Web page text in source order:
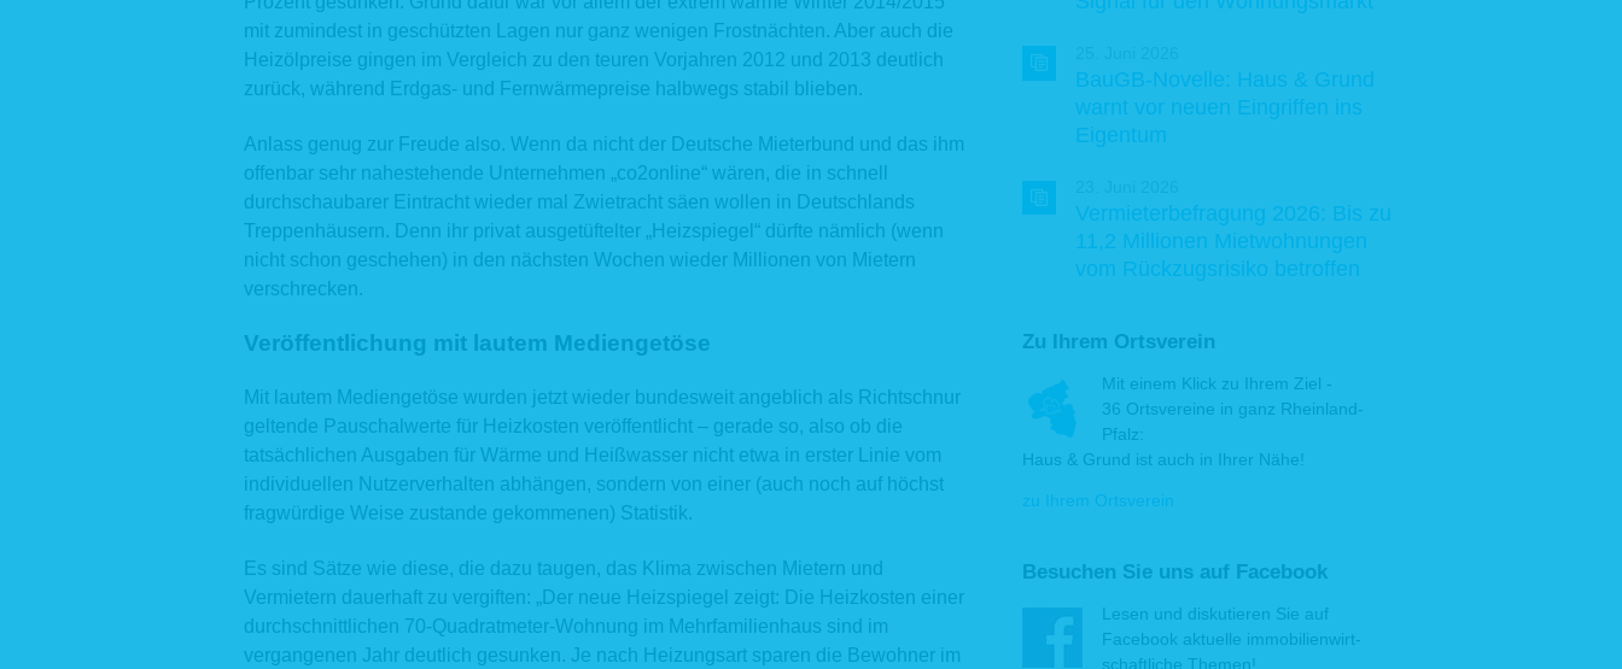
mit zumindest in geschützten Lagen nur ganz wenigen Frostnächten. Aber auch die
Heizölpreise gingen im Vergleich zu den teuren Vorjahren 2012 und 2013 deutlich
zurück, während Erdgas- und Fernwärmepreise halbwegs stabil blieben.
Anlass genug zur Freude also. Wenn da nicht der Deutsche Mieterbund und das ihm
offenbar sehr nahestehende Unternehmen „co2online“ wären, die in schnell
durchschaubarer Eintracht wieder mal Zwietracht säen wollen in Deutschlands
Treppenhäusern. Denn ihr privat ausgetüftelter „Heizspiegel“ dürfte nämlich (wenn
nicht schon geschehen) in den nächsten Wochen wieder Millionen von Mietern
verschrecken.
Veröffentlichung mit lautem Mediengetöse
Mit lautem Mediengetöse wurden jetzt wieder bundesweit angeblich als Richtschnur
geltende Pauschalwerte für Heizkosten veröffentlicht – gerade so, also ob die
tatsächlichen Ausgaben für Wärme und Heißwasser nicht etwa in erster Linie vom
individuellen Nutzerverhalten abhängen, sondern von einer (auch noch auf höchst
fragwürdige Weise zustande gekommenen) Statistik.
Es sind Sätze wie diese, die dazu taugen, das Klima zwischen Mietern und
Vermietern dauerhaft zu vergiften: „Der neue Heizspiegel zeigt: Die Heizkosten einer
durchschnittlichen 70-Quadratmeter-Wohnung im Mehrfamilienhaus sind im
vergangenen Jahr deutlich gesunken. Je nach Heizungsart sparen die Bewohner im
BauGB-Novelle: Haus & Grund
warnt vor neuen Eingriffen ins
Eigentum
Vermieterbefragung 2026: Bis zu
11,2 Millionen Mietwohnungen
vom Rückzugsrisiko betroffen
Zu Ihrem Ortsverein
Mit einem Klick zu Ihrem Ziel -
36 Ortsvereine in ganz Rheinland-
Pfalz:
Haus & Grund ist auch in Ihrer Nähe!
zu Ihrem Ortsverein
Besuchen Sie uns auf Facebook
Lesen und disku­tie­ren Sie auf
Facebook aktu­elle immo­bi­lien­wirt­
schaft­liche Themen!